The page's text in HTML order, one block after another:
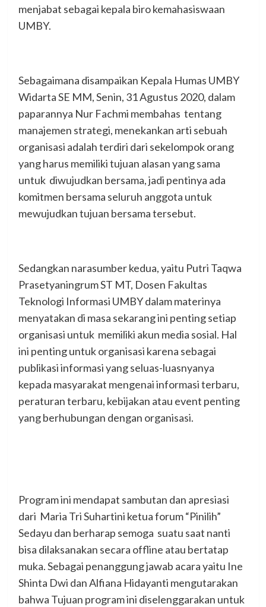
menjabat sebagai kepala biro kemahasiswaan
UMBY.
Sebagaimana disampaikan Kepala Humas UMBY
Widarta SE MM, Senin, 31 Agustus 2020, dalam
paparannya Nur Fachmi membahas tentang
manajemen strategi, menekankan arti sebuah
organisasi adalah terdiri dari sekelompok orang
yang harus memiliki tujuan alasan yang sama
untuk diwujudkan bersama, jadi pentinya ada
komitmen bersama seluruh anggota untuk
mewujudkan tujuan bersama tersebut.
Sedangkan narasumber kedua, yaitu Putri Taqwa
Prasetyaningrum ST MT, Dosen Fakultas
Teknologi Informasi UMBY dalam materinya
menyatakan di masa sekarang ini penting setiap
organisasi untuk memiliki akun media sosial. Hal
ini penting untuk organisasi karena sebagai
publikasi informasi yang seluas-luasnyanya
kepada masyarakat mengenai informasi terbaru,
peraturan terbaru, kebijakan atau event penting
yang berhubungan dengan organisasi.
Program ini mendapat sambutan dan apresiasi
dari Maria Tri Suhartini ketua forum “Pinilih”
Sedayu dan berharap semoga suatu saat nanti
bisa dilaksanakan secara offline atau bertatap
muka. Sebagai penanggung jawab acara yaitu Ine
Shinta Dwi dan Alfiana Hidayanti mengutarakan
bahwa Tujuan program ini diselenggarakan untuk